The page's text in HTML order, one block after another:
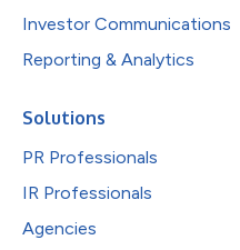
Investor Communications
Reporting & Analytics
Solutions
PR Professionals
IR Professionals
Agencies